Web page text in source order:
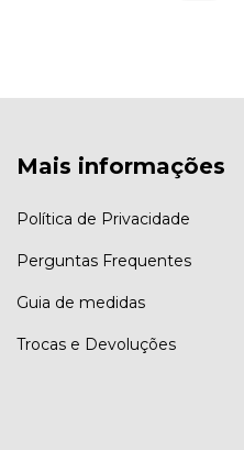
Mais informações
Política de Privacidade
Perguntas Frequentes
Guia de medidas
Trocas e Devoluções